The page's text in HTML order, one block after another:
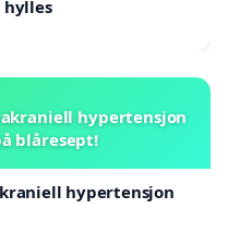
hylles
hypertensjon
blåresept!
hypertensjon